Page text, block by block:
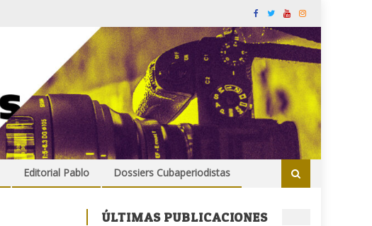
Editorial Pablo Dossiers Cubaperiodistas
ÚLTIMAS PUBLICACIONES